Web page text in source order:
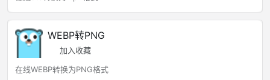
WEBP转PNG
加入收藏
在线WEBP转换为PNG格式